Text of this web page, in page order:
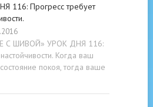
116: Прогресс требует
С ШИВОЙ» УРОК ДНЯ 116:
Когда ваш
покоя, тогда ваше